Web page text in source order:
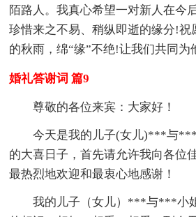
陌路人。我真心希望一对新人在今
珍惜来之不易、稍纵即逝的缘分!祝
的秋雨，绵“缘”不绝!让我们共同为
婚礼答谢词 篇9
尊敬的各位来宾：大家好！
今天是我的儿子(女儿)***与
的大喜日子，首先请允许我向各位
最热烈地欢迎和最衷心地感谢！
我的儿子（女儿）***与***小